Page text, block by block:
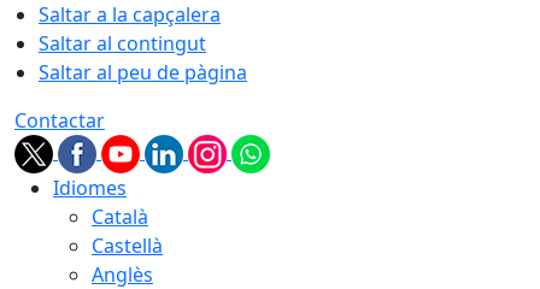
Saltar a la capçalera
Saltar al contingut
Saltar al peu de pàgina
Contactar
Idiomes
Català
Castellà
Anglès